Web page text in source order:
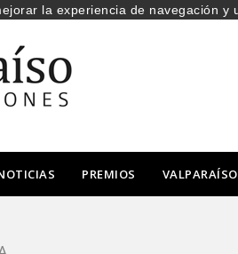
PREMIOS
la experiencia de navegación